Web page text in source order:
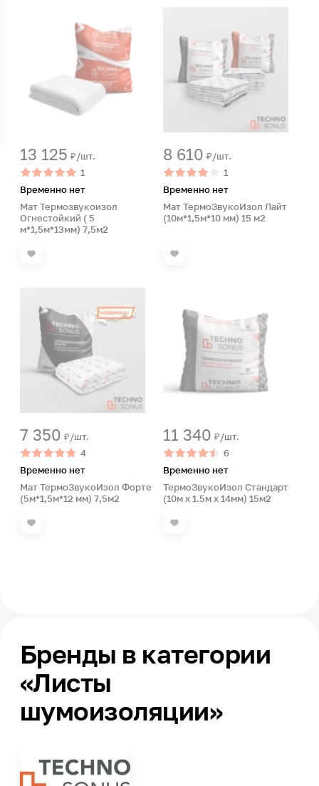
13 125 ₽/шт.
1
Временно нет
Мат Термозвукоизол
Огнестойкий ( 5
м*1,5м*13мм) 7,5м2
8 610 ₽/шт.
1
Временно нет
Мат ТермоЗвукоИзол Лайт
(10м*1,5м*10 мм) 15 м2
7 350 ₽/шт.
4
Временно нет
Мат ТермоЗвукоИзол Форте
(5м*1,5м*12 мм) 7,5м2
11 340 ₽/шт.
6
Временно нет
ТермоЗвукоИзол Стандарт
(10м х 1.5м х 14мм) 15м2
Бренды в категории
«Листы
шумоизоляции»